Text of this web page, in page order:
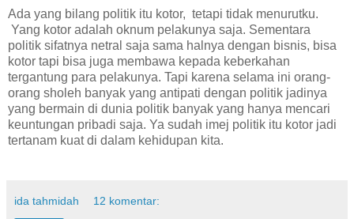
Ada yang bilang politik itu kotor, tetapi tidak menurutku.
Yang kotor adalah oknum pelakunya saja. Sementara
politik sifatnya netral saja sama halnya dengan bisnis, bisa
kotor tapi bisa juga membawa kepada keberkahan
tergantung para pelakunya. Tapi karena selama ini orang-
orang sholeh banyak yang antipati dengan politik jadinya
yang bermain di dunia politik banyak yang hanya mencari
keuntungan pribadi saja. Ya sudah imej politik itu kotor jadi
tertanam kuat di dalam kehidupan kita.
ida tahmidah 12 komentar: